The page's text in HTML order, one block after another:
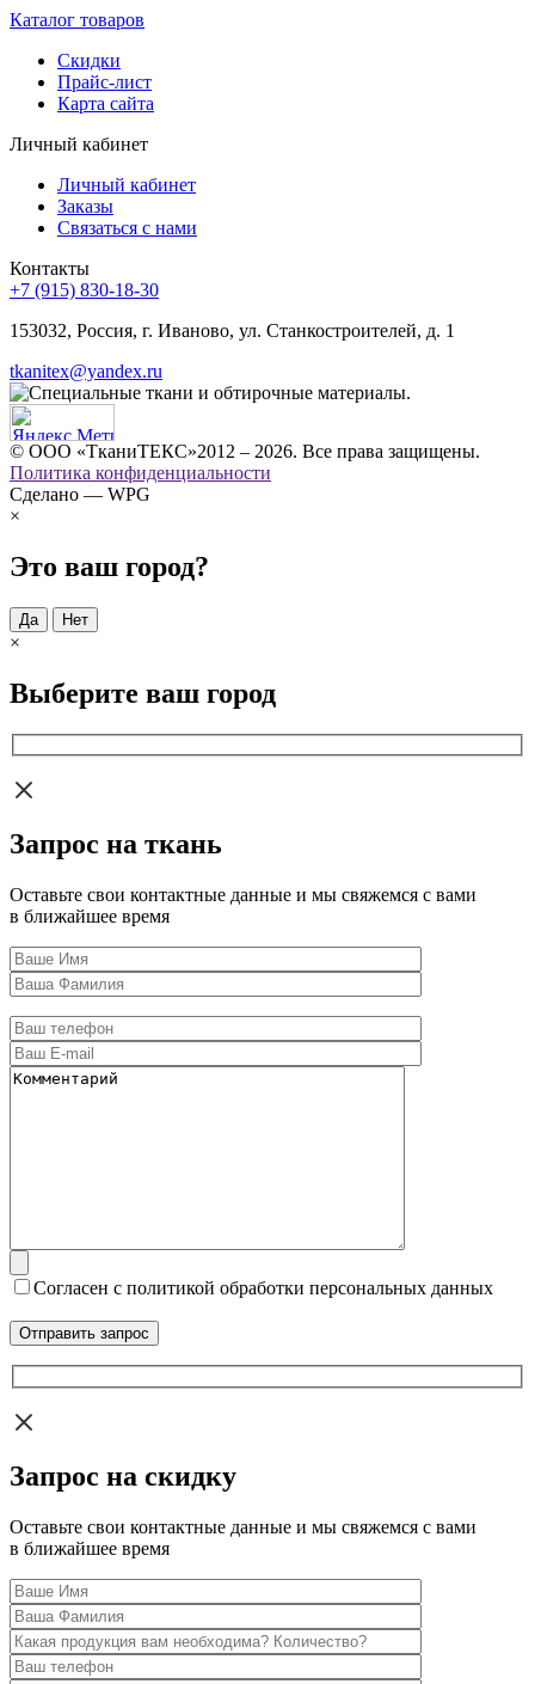
Каталог товаров
Скидки
Прайс-лист
Карта сайта
Личный кабинет
Личный кабинет
Заказы
Связаться с нами
Контакты
+7 (915) 830-18-30
153032, Россия, г. Иваново, ул. Станкостроителей, д. 1
tkanitex@yandex.ru
© ООО «ТканиТЕКС»2012 – 2026. Все права защищены.
Политика конфиденциальности
Сделано — WPG
×
Это ваш город?
Да Нет
×
Выберите ваш город
Запрос на ткань
Оставьте свои контактные данные и мы свяжемся с вами
в ближайшее время
Согласен с политикой обработки персональных данных
Запрос на скидку
Оставьте свои контактные данные и мы свяжемся с вами
в ближайшее время